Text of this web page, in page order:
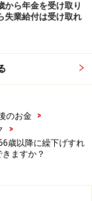
から年金を受け取り
失業給付は受け取れ
のお金
>
>
歳以降に繰下げすれ
ますか？